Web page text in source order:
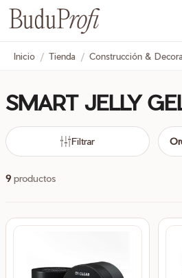
Inicio / Tienda / Construcción &
SMART JELLY
9 productos
Filtrar